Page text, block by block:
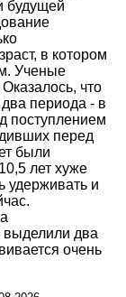
будущей
в котором
Ученые
что
периода - в
поступлением
перед
были
лет хуже
удерживать и
выделили два
очень